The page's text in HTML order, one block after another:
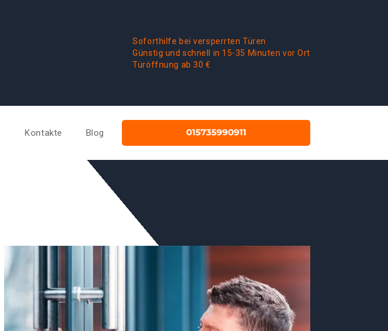
Soforthilfe bei versperrten Türen
Günstig und schnell in 15-35 Minuten vor Ort
Türöffnung ab 30 €
Kontakte Blog